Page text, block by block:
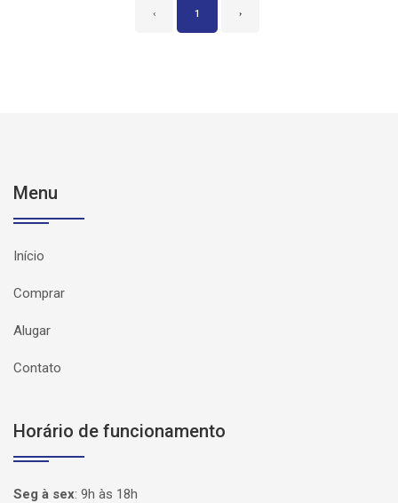
‹ 1 ›
Menu
Início
Comprar
Alugar
Contato
Horário de funcionamento
Seg à sex: 9h às 18h